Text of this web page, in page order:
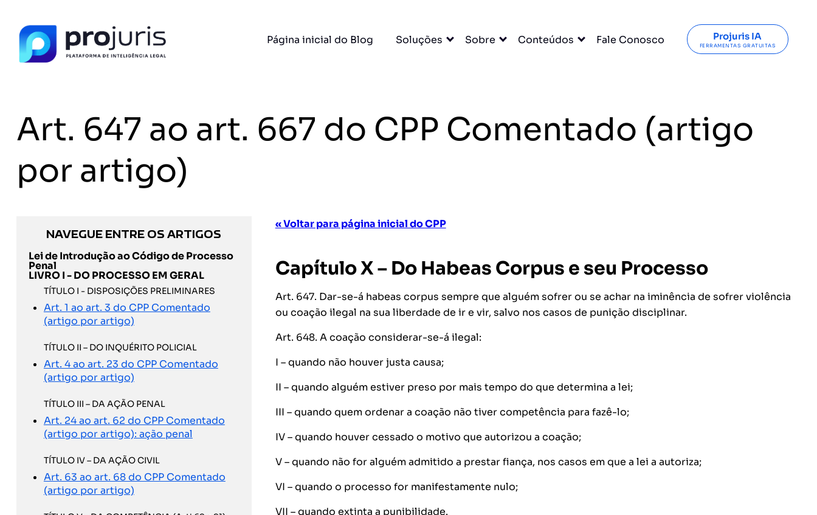
Página inicial do Blog Soluções Sobre Conteúdos Fale Conosco Projuris IA
FERRAMENTAS GRATUITAS
Art. 647 ao art. 667 do CPP Comentado (artigo
por artigo)
NAVEGUE ENTRE OS ARTIGOS
Lei de Introdução ao Código de Processo
Penal
LIVRO I - DO PROCESSO EM GERAL
TÍTULO I - DISPOSIÇÕES PRELIMINARES
Art. 1 ao art. 3 do CPP Comentado
(artigo por artigo)
TÍTULO II – DO INQUÉRITO POLICIAL
Art. 4 ao art. 23 do CPP Comentado
(artigo por artigo)
TÍTULO III – DA AÇÃO PENAL
Art. 24 ao art. 62 do CPP Comentado
(artigo por artigo): ação penal
TÍTULO IV – DA AÇÃO CIVIL
Art. 63 ao art. 68 do CPP Comentado
(artigo por artigo)
« Voltar para página inicial do CPP
Capítulo X – Do Habeas Corpus e seu Processo
Art. 647. Dar-se-á habeas corpus sempre que alguém sofrer ou se achar na iminência de sofrer violência
ou coação ilegal na sua liberdade de ir e vir, salvo nos casos de punição disciplinar.
Art. 648. A coação considerar-se-á ilegal:
I – quando não houver justa causa;
II – quando alguém estiver preso por mais tempo do que determina a lei;
III – quando quem ordenar a coação não tiver competência para fazê-lo;
IV – quando houver cessado o motivo que autorizou a coação;
V – quando não for alguém admitido a prestar fiança, nos casos em que a lei a autoriza;
VI – quando o processo for manifestamente nulo;
VII – quando extinta a punibilidade.